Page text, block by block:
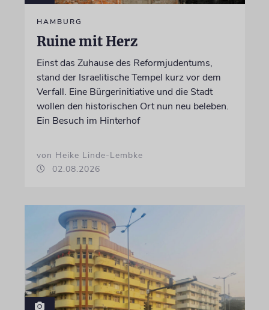
HAMBURG
Ruine mit Herz
Einst das Zuhause des Reformjudentums,
stand der Israelitische Tempel kurz vor dem
Verfall. Eine Bürgerinitiative und die Stadt
wollen den historischen Ort nun neu beleben.
Ein Besuch im Hinterhof
von Heike Linde-Lembke
02.08.2026